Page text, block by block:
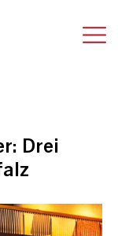
Drei